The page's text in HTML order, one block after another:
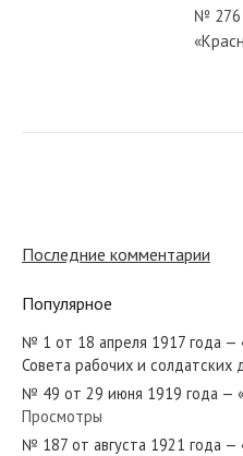
№ 276
№ 151
Последние комментарии
Популярное
№ 1 от 18 апреля 1917 года —
Совета рабочих и солдатских
№ 49 от 29 июня 1919 года —
Просмотры
№ 187 от августа 1921 года —